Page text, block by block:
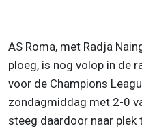
AS Roma, met Radja
ploeg, is nog volop in de
voor de Champions
zondagmiddag met 2-0
steeg daardoor naar plek